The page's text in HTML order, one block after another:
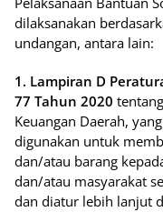
dilaksanakan
undangan, antara lain:
1. Lampiran D
77 Tahun 2020
Keuangan Daerah,
digunakan untuk
dan/atau barang
dan/atau masyarakat
dan diatur lebih lanjut